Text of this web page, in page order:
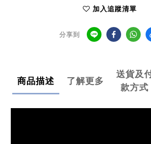
加入追蹤清單
分享到
商品描述 了解更多
送貨及
款方式